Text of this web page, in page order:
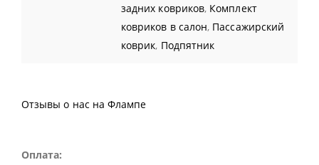
задних ковриков, Комплект
ковриков в салон, Пассажирский
коврик, Подпятник
Отзывы о нас на Флампе
Оплата: